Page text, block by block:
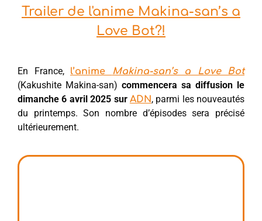
Trailer de l'anime Makina-san’s a
Love Bot?!
En France, l’anime Makina-san’s a Love Bot
(Kakushite Makina-san) commencera sa diffusion le
dimanche 6 avril 2025 sur ADN, parmi les nouveautés
du printemps. Son nombre d’épisodes sera précisé
ultérieurement.